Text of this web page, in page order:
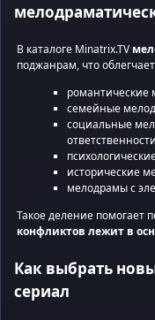
В каталоге Minatrix.TV
поджанрам, что
романтические
семейные
социальные
исторические
мелодрамы с
Такое деление помогает
конфликтов лежит в
Как выбрать
сериал